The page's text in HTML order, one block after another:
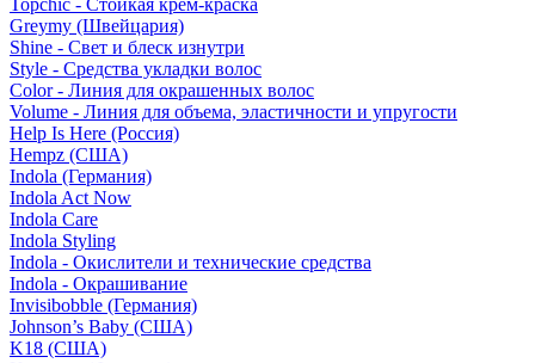
Topchic - Стойкая крем-краска
Greymy (Швейцария)
Shine - Свет и блеск изнутри
Style - Средства укладки волос
Color - Линия для окрашенных волос
Volume - Линия для объема, эластичности и упругости
Help Is Here (Россия)
Hempz (США)
Indola (Германия)
Indola Act Now
Indola Care
Indola Styling
Indola - Окислители и технические средства
Indola - Окрашивание
Invisibobble (Германия)
Johnson’s Baby (США)
K18 (США)